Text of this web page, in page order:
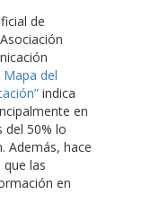
de
del
indica
en
del 50% lo
Además, hace
las
en